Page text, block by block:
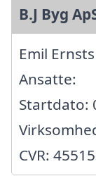
B.J Byg
Emil
Ansatte:
Startdato:
CVR: